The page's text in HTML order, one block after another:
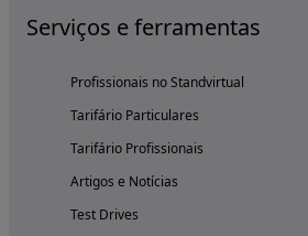
Serviços e ferramentas
Profissionais no Standvirtual
Tarifário Particulares
Tarifário Profissionais
Artigos e Notícias
Test Drives